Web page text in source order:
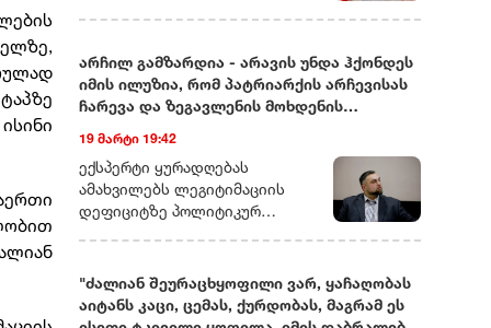
ეს საქმე და რამდენად
სიმბოლურად ასახავს იმას, რაც
ახლა საქართველოში
ოპოზიციური ძალების თავს
ხდება?– დარწმუნებული ვარ,
უკვე იცით, რომ დღეს თითქმის
ყველა ოპოზიციური ლიდერი ან
ციხეშია და
ემიგრაციაში იმყოფება. მსგავსი
რამ საქართველოში ადრე
არასდროს მომხდარა!
არჩილ გამზარდია - არავის უნდა ჰქონდეს
იმის ილუზია, რომ პატრიარქის არჩევისას
ჩარევა და ზეგავლენის მოხდენის
19 მარტი 19:42
ექსპერტი ყურადღებას
ამახვილებს ლეგიტიმაციის
დეფიციტზე პოლიტიკურ
საეკლესიო იერარქიაში
არსებულ შიდა დინებებზე.
გამზარდიას პროგნოზით,
"ძალიან შეურაცხყოფილი ვარ, ყაჩაღობას
აიტანს კაცი, ცემას, ქურდობას, მაგრამ ეს